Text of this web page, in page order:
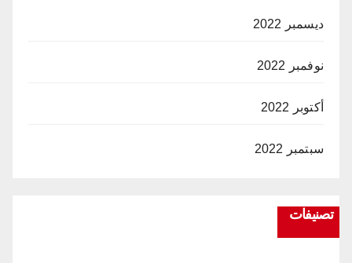
ديسمبر 2022
نوفمبر 2022
أكتوبر 2022
سبتمبر 2022
تصنيفات